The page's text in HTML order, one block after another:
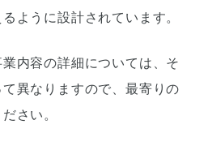
ように設計されています。
内容の詳細については、そ
異なりますので、最寄りの
さい。